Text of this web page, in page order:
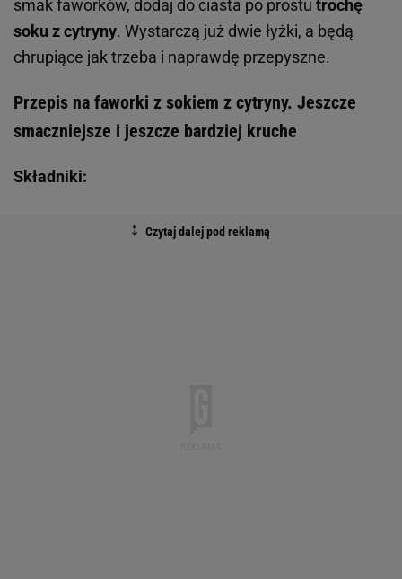
smak faworków, dodaj do ciasta po prostu trochę
soku z cytryny. Wystarczą już dwie łyżki, a będą
chrupiące jak trzeba i naprawdę przepyszne.
Przepis na faworki z sokiem z cytryny. Jeszcze
smaczniejsze i jeszcze bardziej kruche
Składniki: